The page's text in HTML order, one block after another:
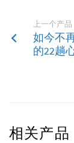
上一个产品
如今不
的22趟
相关产品